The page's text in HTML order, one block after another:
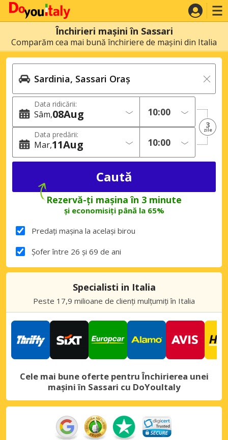
Închirieri mașini în Sassari
Comparăm cea mai bună închiriere de mașini din Italia
Data ridicării:
Sâm 08Aug
Data predării:
Mar 11Aug
3
zile
Rezervă-ți mașina în 3 minute
și economisiți până la 65%
Predați mașina la același birou
Șofer între 26 și 69 de ani
Specialisti in Italia
Peste 17,9 milioane de clienți mulțumiți în Italia
Cele mai bune oferte pentru Închirierea unei
mașini în Sassari cu DoYouItaly